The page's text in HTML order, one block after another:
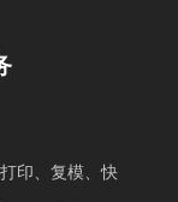
印、复模、快